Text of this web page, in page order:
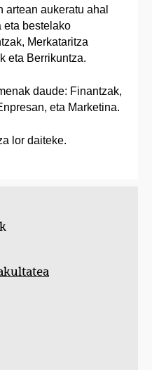
aukeratu ahal
eta bestelako
Merkataritza
eta Berrikuntza.
daude: Finantzak,
eta Marketina.
lor daiteke.